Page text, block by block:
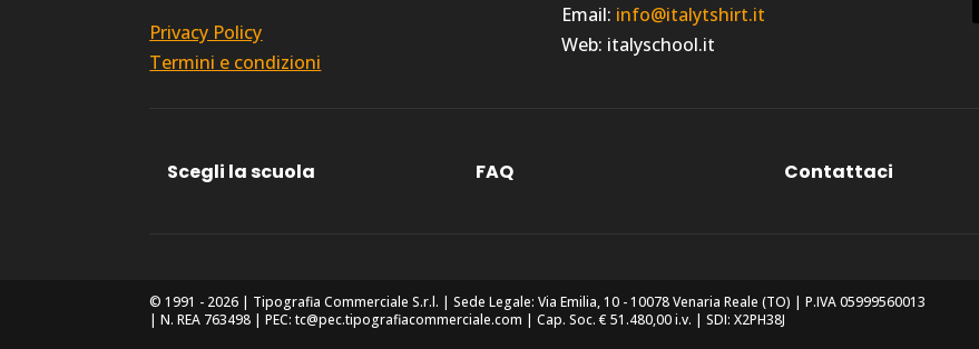
Privacy Policy
Termini e condizioni
Email: info@italytshirt.it
Web: italyschool.it
Scegli la scuola FAQ Contattaci
© 1991 - 2026 | Tipografia Commerciale S.r.l. | Sede Legale: Via Emilia, 10 - 10078 Venaria Reale (TO) | P.IVA 05999560013
| N. REA 763498 | PEC: tc@pec.tipografiacommerciale.com | Cap. Soc. € 51.480,00 i.v. | SDI: X2PH38J